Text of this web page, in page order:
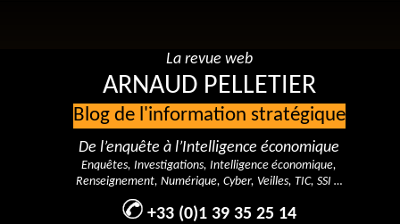
La revue web
ARNAUD PELLETIER
Blog de l'information stratégique
De l’enquête à l’Intelligence économique
Enquêtes, Investigations, Intelligence économique,
Renseignement, Numérique, Cyber, Veilles, TIC, SSI …
+33 (0)1 39 35 25 14